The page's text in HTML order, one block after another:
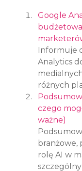
Google
Informuje
Analytics
różnych
czego
ważne)
branżowe,
rolę AI w